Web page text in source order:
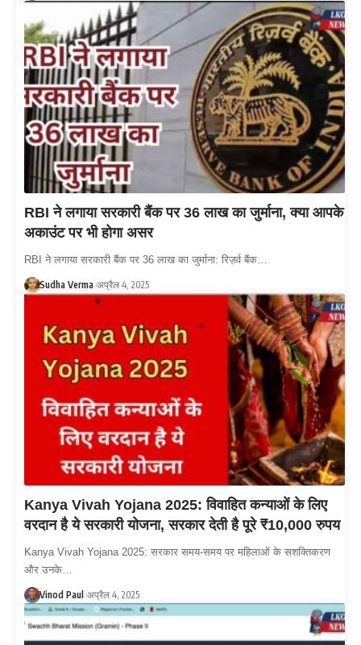
RBI ने लगाया सरकारी बैंक पर 36 लाख का जुर्माना, क्या आपके
अकाउंट पर भी होगा असर
RBI ने लगाया सरकारी बैंक पर 36 लाख का जुर्माना: रिज़र्व बैंक…
Sudha Verma अप्रैल 4, 2025
Kanya Vivah Yojana 2025: विवाहित कन्याओं के लिए
वरदान है ये सरकारी योजना, सरकार देती है पूरे ₹10,000 रुपय
Kanya Vivah Yojana 2025: सरकार समय-समय पर महिलाओं के सशक्तिकरण
और उनके…
Vinod Paul अप्रैल 4, 2025